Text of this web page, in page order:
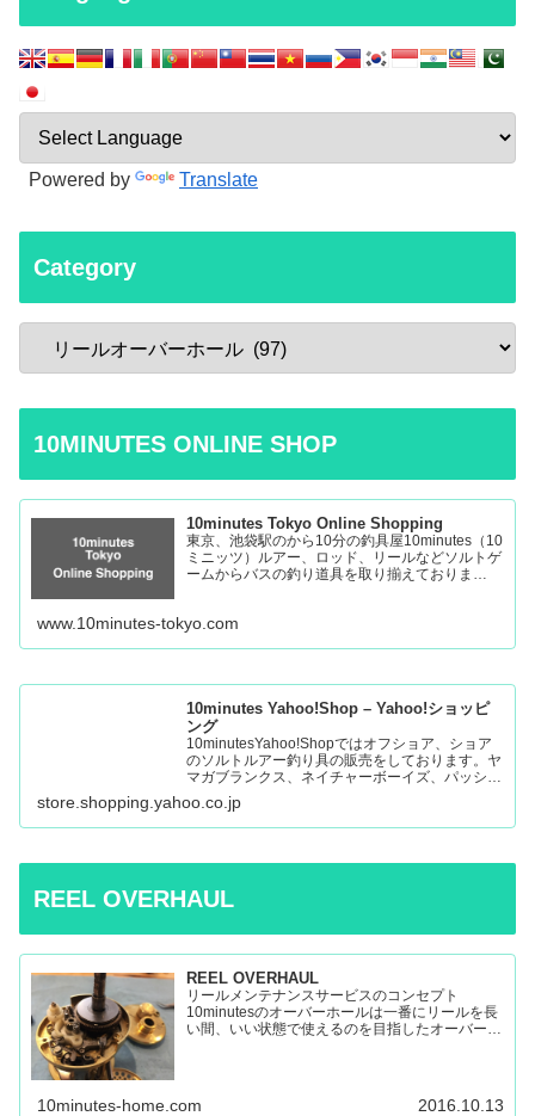
Powered by Translate
Category
10MINUTES ONLINE SHOP
10minutes Tokyo Online Shopping
東京、池袋駅のから10分の釣具屋10minutes（10
ミニッツ）ルアー、ロッド、リールなどソルトゲ
ームからバスの釣り道具を取り揃えておりま
www.10minutes-tokyo.com
10minutes Yahoo!Shop – Yahoo!ショッピ
ング
10minutesYahoo!Shopではオフショア、ショア
のソルトルアー釣り具の販売をしております。ヤ
マガブランクス、ネイチャーボーイズ、パッショ
ンズ、マシオなど:10minutes Yahoo!Shop – 通販
– LINEアカウント…
store.shopping.yahoo.co.jp
REEL OVERHAUL
REEL OVERHAUL
リールメンテナンスサービスのコンセプト
10minutesのオーバーホールは一番にリールを長
い間、いい状態で使えるのを目指したオーバーホ
10minutes-home.com 2016.10.13